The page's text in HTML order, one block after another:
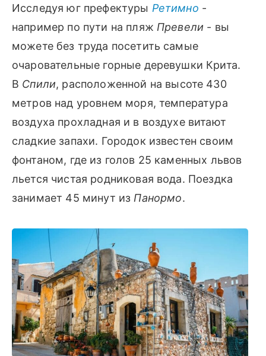
Исследуя юг префектуры Ретимно -
например по пути на пляж Превели - вы
можете без труда посетить самые
очаровательные горные деревушки Крита.
В Спили, расположенной на высоте 430
метров над уровнем моря, температура
воздуха прохладная и в воздухе витают
сладкие запахи. Городок известен своим
фонтаном, где из голов 25 каменных львов
льется чистая родниковая вода. Поездка
занимает 45 минут из Панормо.